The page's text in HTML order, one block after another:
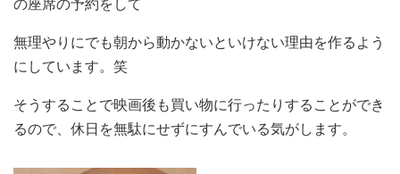
の座席の予約をして
無理やりにでも朝から動かないといけない理由を作るよう
にしています。笑
そうすることで映画後も買い物に行ったりすることができ
るので、休日を無駄にせずにすんでいる気がします。